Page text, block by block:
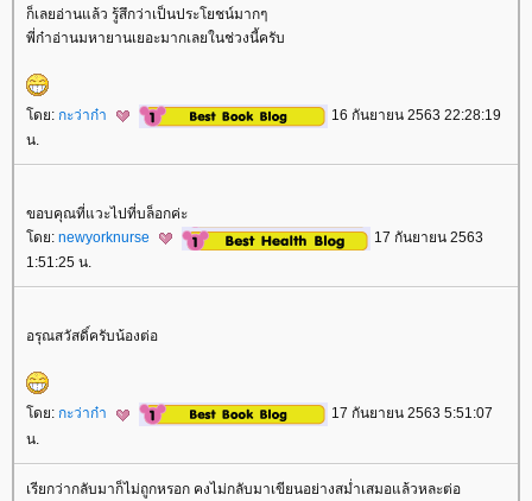
ก็เลยอ่านแล้ว รู้สึกว่าเป็นประโยชน์มากๆ
พี่ก๋าอ่านมหายานเยอะมากเลยในช่วงนี้ครับ
ดย: กะว่าก๋า
16 กันยายน 2563 22:28:19
น.
ขอบคุณที่แวะไปที่บล็อกค่ะ
ดย: newyorknurse
17 กันยายน 2563
1:51:25 น.
อรุณสวัสดิ์ครับน้องต่อ
ดย: กะว่าก๋า
17 กันยายน 2563 5:51:07
น.
เรียกว่ากลับมาก็ไม่ถูกหรอก คงไม่กลับมาเขียนอย่างสม่ำเสมอแล้วหละต่อ